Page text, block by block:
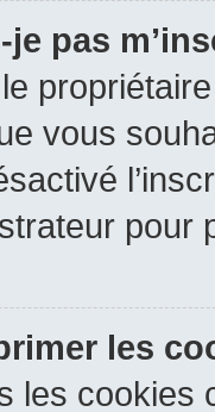
pas
vous
les
les cookies